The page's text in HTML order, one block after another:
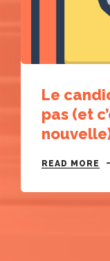
Le
pas (et
READ MORE